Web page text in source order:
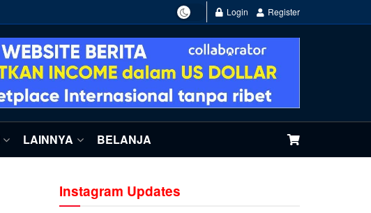
Login Register
LAINNYA BELANJA
Instagram Updates